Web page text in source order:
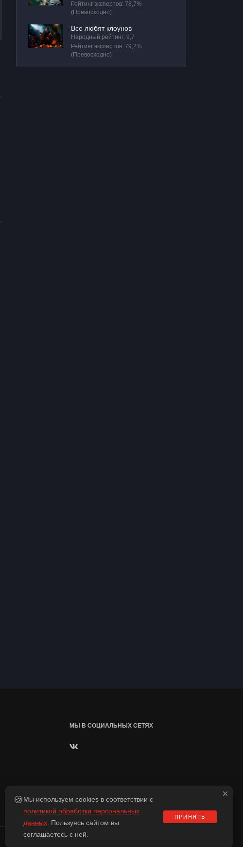
Рейтинг экспертов: 78,7%
(Превосходно)
Все любят клоунов
Народный рейтинг: 9,7
Рейтинг экспертов: 79,2%
(Превосходно)
МЫ В СОЦИАЛЬНЫХ СЕТЯХ
×
🍪Мы используем cookies в соответствии с
политикой обработки персональных
данных . Пользуясь сайтом вы
соглашаетесь с ней.
ПРИНЯТЬ